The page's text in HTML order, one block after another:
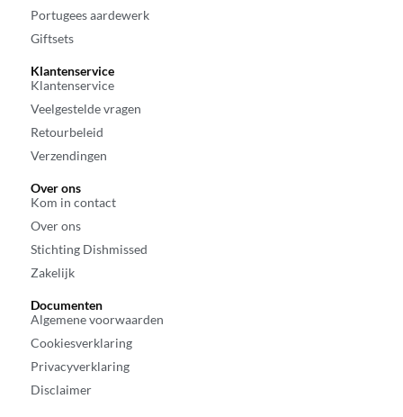
Portugees aardewerk
Giftsets
Klantenservice
Klantenservice
Veelgestelde vragen
Retourbeleid
Verzendingen
Over ons
Kom in contact
Over ons
Stichting Dishmissed
Zakelijk
Documenten
Algemene voorwaarden
Cookiesverklaring
Privacyverklaring
Disclaimer